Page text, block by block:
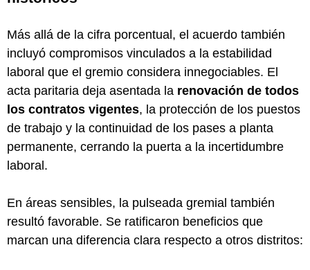
Más allá de la cifra porcentual, el acuerdo también
incluyó compromisos vinculados a la estabilidad
laboral que el gremio considera innegociables. El
acta paritaria deja asentada la renovación de todos
los contratos vigentes, la protección de los puestos
de trabajo y la continuidad de los pases a planta
permanente, cerrando la puerta a la incertidumbre
laboral.
En áreas sensibles, la pulseada gremial también
resultó favorable. Se ratificaron beneficios que
marcan una diferencia clara respecto a otros distritos: